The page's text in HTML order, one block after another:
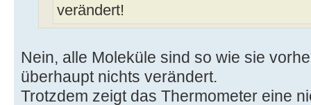
verändert!
Nein, alle Moleküle sind so wie sie
überhaupt nichts verändert.
Trotzdem zeigt das Thermometer eine